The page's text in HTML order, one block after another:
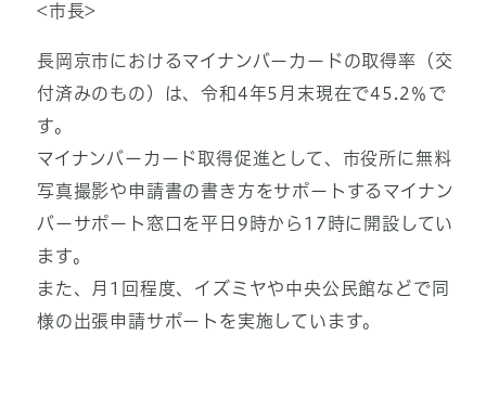
<市長>
長岡京市におけるマイナンバーカードの取得率（交
付済みのもの）は、令和4年5月末現在で45.2％で
す。
マイナンバーカード取得促進として、市役所に無料
写真撮影や申請書の書き方をサポートするマイナン
バーサポート窓口を平日9時から17時に開設してい
ます。
また、月1回程度、イズミヤや中央公民館などで同
様の出張申請サポートを実施しています。